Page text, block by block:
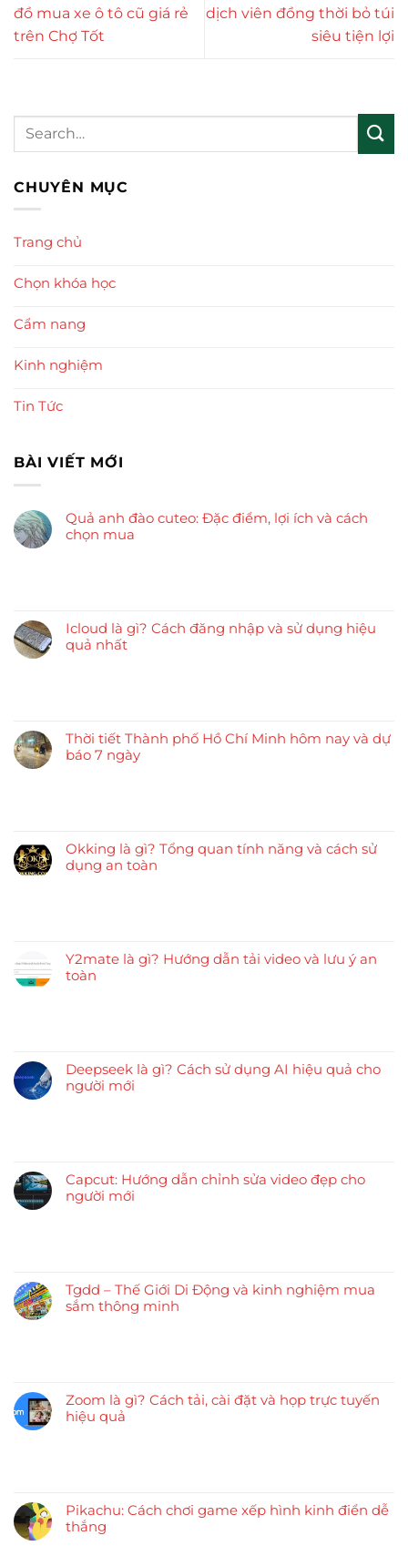
đồ mua xe ô tô cũ giá rẻ
trên Chợ Tốt
dịch viên đồng thời bỏ túi
siêu tiện lợi
CHUYÊN MỤC
Trang chủ
Chọn khóa học
Cẩm nang
Kinh nghiệm
Tin Tức
BÀI VIẾT MỚI
Quả anh đào cuteo: Đặc điểm, lợi ích và cách
chọn mua
Icloud là gì? Cách đăng nhập và sử dụng hiệu
quả nhất
Thời tiết Thành phố Hồ Chí Minh hôm nay và dự
báo 7 ngày
Okking là gì? Tổng quan tính năng và cách sử
dụng an toàn
Y2mate là gì? Hướng dẫn tải video và lưu ý an
toàn
Deepseek là gì? Cách sử dụng AI hiệu quả cho
người mới
Capcut: Hướng dẫn chỉnh sửa video đẹp cho
người mới
Tgdd – Thế Giới Di Động và kinh nghiệm mua
sắm thông minh
Zoom là gì? Cách tải, cài đặt và họp trực tuyến
hiệu quả
Pikachu: Cách chơi game xếp hình kinh điển dễ
thắng